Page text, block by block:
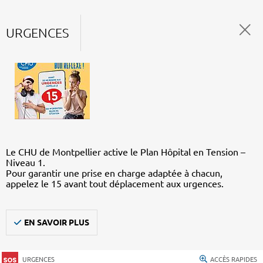
URGENCES
Le CHU de Montpellier active le Plan Hôpital en Tension –
Niveau 1.
Pour garantir une prise en charge adaptée à chacun,
appelez le 15 avant tout déplacement aux urgences.
EN SAVOIR PLUS
URGENCES ACCÈS RAPIDES